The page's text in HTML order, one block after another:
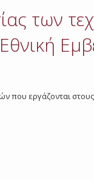
των
που εργάζονται στους